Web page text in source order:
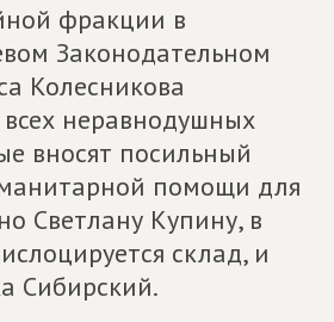
фракции в
Законодательном
Колесникова
неравнодушных
вносят посильный
помощи для
Светлану Купину, в
склад, и
Сибирский.